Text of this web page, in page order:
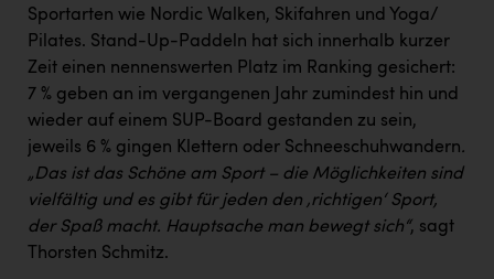
Sportarten wie Nordic Walken, Skifahren und Yoga/
Pilates. Stand-Up-Paddeln hat sich innerhalb kurzer
Zeit einen nennenswerten Platz im Ranking gesichert:
7 % geben an im vergangenen Jahr zumindest hin und
wieder auf einem SUP-Board gestanden zu sein,
jeweils 6 % gingen Klettern oder Schneeschuhwandern.
„Das ist das Schöne am Sport – die Möglichkeiten sind
vielfältig und es gibt für jeden den ‚richtigen‘ Sport,
der Spaß macht. Hauptsache man bewegt sich“, sagt
Thorsten Schmitz.